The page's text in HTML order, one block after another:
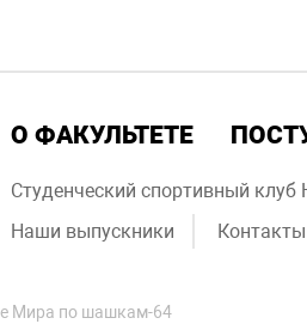
О ФАКУЛЬТЕТЕ
Студенческий спортивный клуб
Наши выпускники
Контакты
Мира по шашкам-64